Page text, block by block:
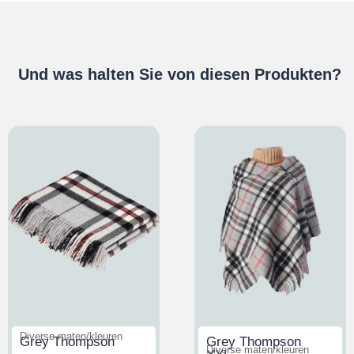
Und was halten Sie von diesen Produkten?
Grey Thompson
Diverse maten/kleuren
Grey Thompson
Diverse maten/kleuren